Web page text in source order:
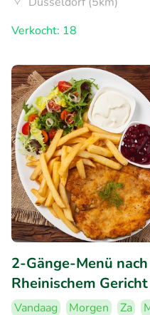
Verkocht: 18
2-Gänge-Menü
Rheinischem
Vandaag Morgen Za